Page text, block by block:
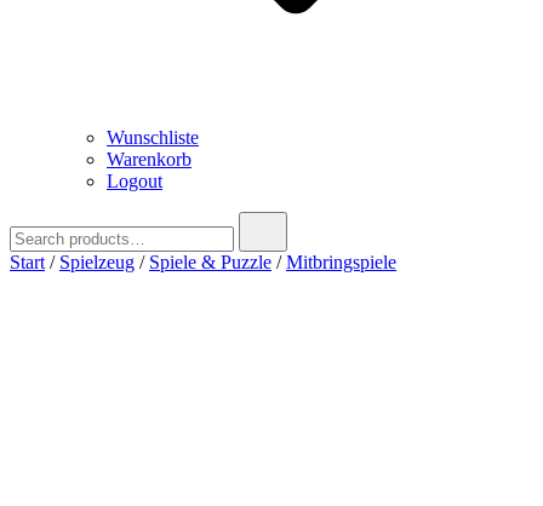
Wunschliste
Warenkorb
Logout
for:
Start / Spielzeug / Spiele & Puzzle /Mitbringspiele